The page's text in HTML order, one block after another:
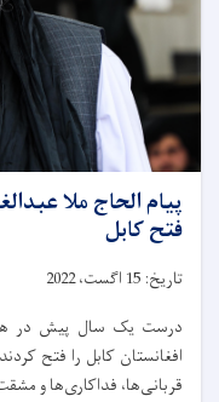
پیام الحاج ملا
فتح کابل
تاریخ: 15 اگست،2022
افغانستان کابل را فتح
قربانی‌ها، فداکاری‌ها و